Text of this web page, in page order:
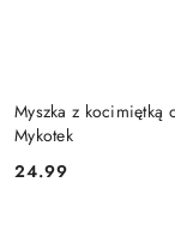
Myszka z kocimiętką
Mykotek
Cena:
24.99